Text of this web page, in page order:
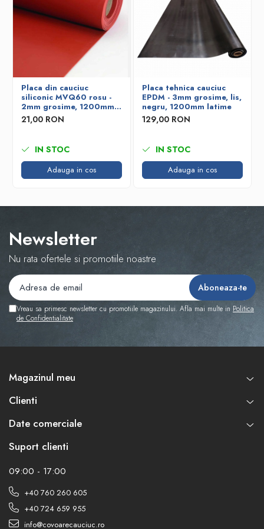
Placa din cauciuc
siliconic MVQ60 rosu -
2mm grosime, 1200mm
latime
21,00 RON
IN STOC
Adauga in cos
Placa tehnica cauciuc
EPDM - 3mm grosime, lis,
negru, 1200mm latime
129,00 RON
IN STOC
Adauga in cos
Newsletter
Nu rata ofertele si promotiile noastre
Vreau sa primesc newsletter cu promotiile magazinului. Afla mai multe in Politica
de Confidentialitate
Magazinul meu
Clienti
Date comerciale
Suport clienti
09:00 - 17:00
+40 760 260 605
+40 724 659 955
info@covoarecauciuc.ro